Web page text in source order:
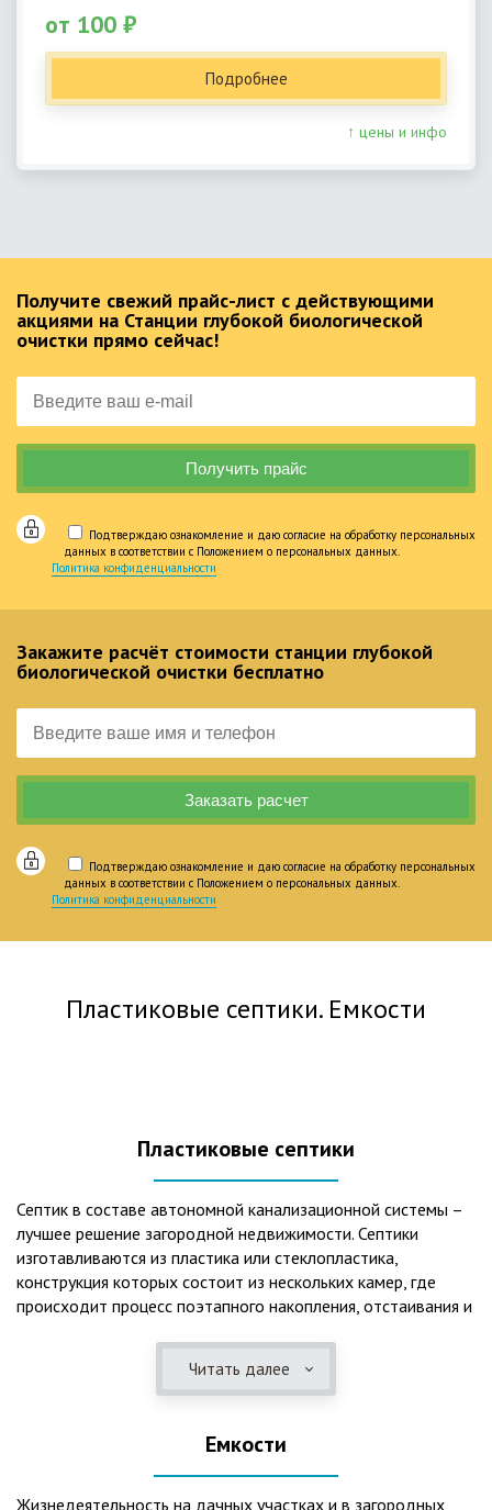
от 100 ₽
Подробнее
↑ цены и инфо
Получите свежий прайс-лист с действующими
акциями на Станции глубокой биологической
очистки прямо сейчас!
Подтверждаю ознакомление и даю согласие на обработку персональных
данных в соответствии с Положением о персональных данных.
Политика конфиденциальности
Закажите расчёт стоимости станции глубокой
биологической очистки бесплатно
Подтверждаю ознакомление и даю согласие на обработку персональных
данных в соответствии с Положением о персональных данных.
Политика конфиденциальности
Пластиковые септики. Емкости
Пластиковые септики
Септик в составе автономной канализационной системы –
лучшее решение загородной недвижимости. Септики
изготавливаются из пластика или стеклопластика,
конструкция которых состоит из нескольких камер, где
происходит процесс поэтапного накопления, отстаивания и
длительный срок службы, так как не подвержены коррозии.
2. Обладают высокой прочностью – способны
состоянии. 3. Могут эксплуатироваться в любом регионе
России при любых низких температурах. 4. Полностью
герметичны, что дает гарантию по полной безопасности
Читать далее
Емкости
Жизнедеятельность на дачных участках и в загородных